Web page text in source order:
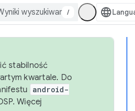
/
stabilność
kwartale. Do
android-
Więcej